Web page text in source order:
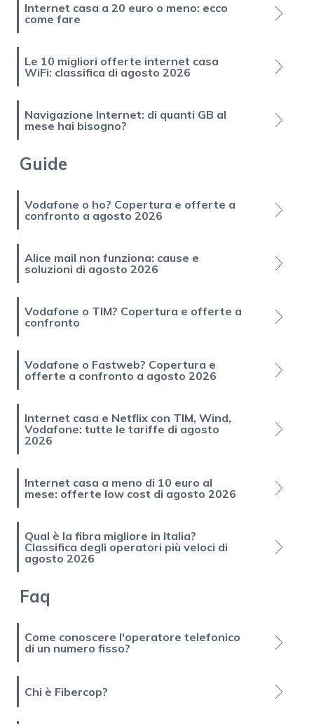
Internet casa a 20 euro o meno: ecco
come fare
Le 10 migliori offerte internet casa
WiFi: classifica di agosto 2026
Navigazione Internet: di quanti GB al
mese hai bisogno?
Guide
Vodafone o ho? Copertura e offerte a
confronto a agosto 2026
Alice mail non funziona: cause e
soluzioni di agosto 2026
Vodafone o TIM? Copertura e offerte a
confronto
Vodafone o Fastweb? Copertura e
offerte a confronto a agosto 2026
Internet casa e Netflix con TIM, Wind,
Vodafone: tutte le tariffe di agosto
2026
Internet casa a meno di 10 euro al
mese: offerte low cost di agosto 2026
Qual è la fibra migliore in Italia?
Classifica degli operatori più veloci di
agosto 2026
Faq
Come conoscere l'operatore telefonico
di un numero fisso?
Chi è Fibercop?